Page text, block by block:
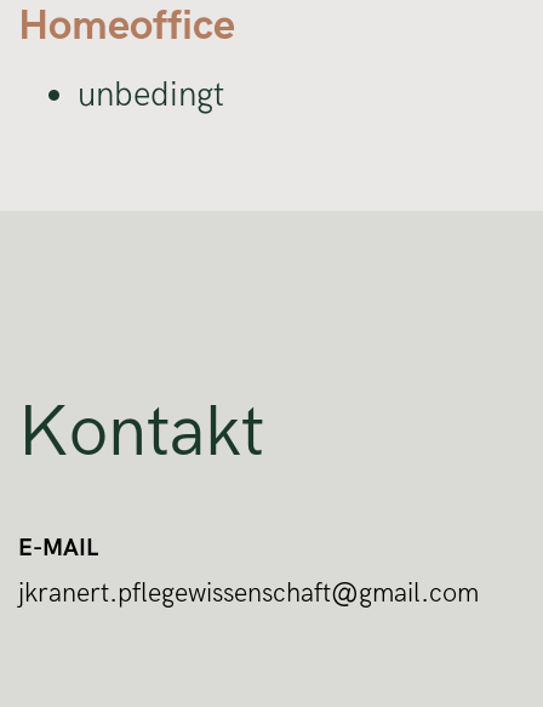
Homeoffice
unbedingt
Kontakt
E-MAIL
jkranert.pflegewissenschaft@gmail.com